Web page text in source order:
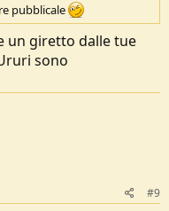
pubblicale
un giretto dalle tue
sono
#9